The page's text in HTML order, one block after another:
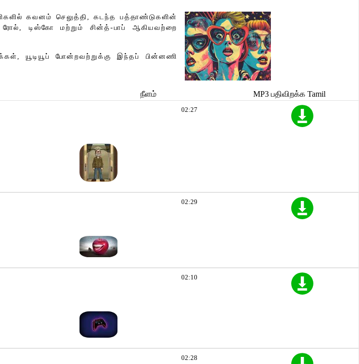
கவனம் செலுத்தி, கடந்த பத்தாண்டுகளின்
டிஸ்கோ மற்றும் சின்த்-பாப் ஆகியவற்றை
யூடியூப் போன்றவற்றுக்கு இந்தப் பின்னணி
நீளம் MP3 பதிவிறக்க Tamil
02:27
02:29
02:10
02:28